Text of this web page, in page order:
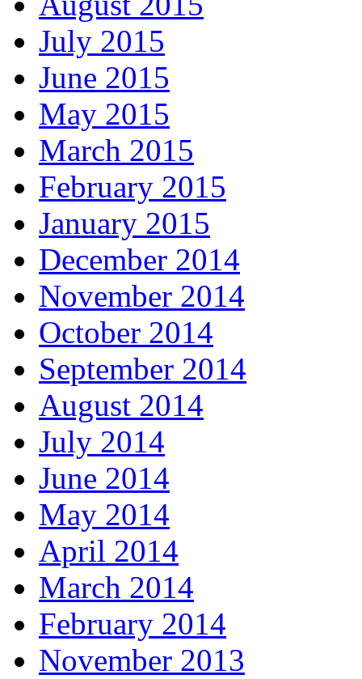
July 2015
June 2015
May 2015
March 2015
February 2015
January 2015
December 2014
November 2014
October 2014
September 2014
August 2014
July 2014
June 2014
May 2014
April 2014
March 2014
February 2014
November 2013